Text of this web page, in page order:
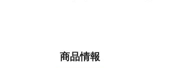
商品情報